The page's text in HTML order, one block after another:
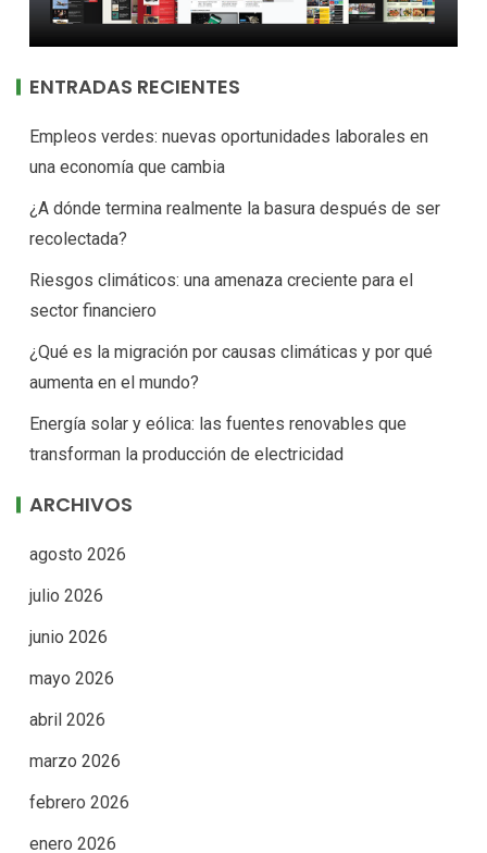
ENTRADAS RECIENTES
Empleos verdes: nuevas oportunidades laborales en
una economía que cambia
¿A dónde termina realmente la basura después de ser
recolectada?
Riesgos climáticos: una amenaza creciente para el
sector financiero
¿Qué es la migración por causas climáticas y por qué
aumenta en el mundo?
Energía solar y eólica: las fuentes renovables que
transforman la producción de electricidad
ARCHIVOS
agosto 2026
julio 2026
junio 2026
mayo 2026
abril 2026
marzo 2026
febrero 2026
enero 2026